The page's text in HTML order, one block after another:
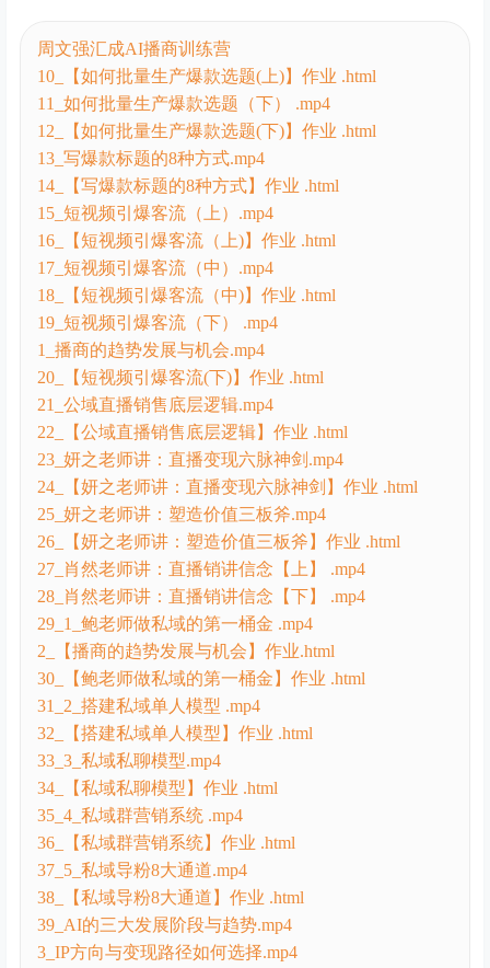
周文强汇成AI播商训练营
10_【如何批量生产爆款选题(上)】作业 .html
11_如何批量生产爆款选题（下） .mp4
12_【如何批量生产爆款选题(下)】作业 .html
13_写爆款标题的8种方式.mp4
14_【写爆款标题的8种方式】作业 .html
15_短视频引爆客流（上）.mp4
16_【短视频引爆客流（上)】作业 .html
17_短视频引爆客流（中）.mp4
18_【短视频引爆客流（中)】作业 .html
19_短视频引爆客流（下） .mp4
1_播商的趋势发展与机会.mp4
20_【短视频引爆客流(下)】作业 .html
21_公域直播销售底层逻辑.mp4
22_【公域直播销售底层逻辑】作业 .html
23_妍之老师讲：直播变现六脉神剑.mp4
24_【妍之老师讲：直播变现六脉神剑】作业 .html
25_妍之老师讲：塑造价值三板斧.mp4
26_【妍之老师讲：塑造价值三板斧】作业 .html
27_肖然老师讲：直播销讲信念【上】 .mp4
28_肖然老师讲：直播销讲信念【下】 .mp4
29_1_鲍老师做私域的第一桶金 .mp4
2_【播商的趋势发展与机会】作业.html
30_【鲍老师做私域的第一桶金】作业 .html
31_2_搭建私域单人模型 .mp4
32_【搭建私域单人模型】作业 .html
33_3_私域私聊模型.mp4
34_【私域私聊模型】作业 .html
35_4_私域群营销系统 .mp4
36_【私域群营销系统】作业 .html
37_5_私域导粉8大通道.mp4
38_【私域导粉8大通道】作业 .html
39_AI的三大发展阶段与趋势.mp4
3_IP方向与变现路径如何选择.mp4